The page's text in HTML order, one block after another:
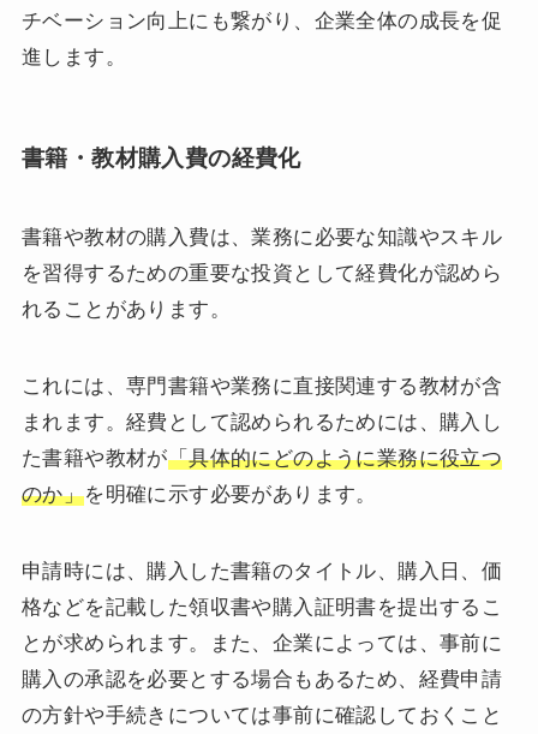
チベーション向上にも繋がり、企業全体の成長を促
進します。
書籍・教材購入費の経費化
書籍や教材の購入費は、業務に必要な知識やスキル
を習得するための重要な投資として経費化が認めら
れることがあります。
これには、専門書籍や業務に直接関連する教材が含
まれます。経費として認められるためには、購入し
た書籍や教材が「具体的にどのように業務に役立つ
のか」を明確に示す必要があります。
申請時には、購入した書籍のタイトル、購入日、価
格などを記載した領収書や購入証明書を提出するこ
とが求められます。また、企業によっては、事前に
購入の承認を必要とする場合もあるため、経費申請
の方針や手続きについては事前に確認しておくこと